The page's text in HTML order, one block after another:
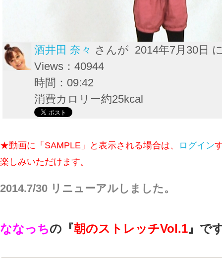
酒井田 奈々 さんが 2014年7月30日
Views：40944
時間：09:42
消費カロリー約25kcal
★動画に「SAMPLE」と表示される場合は、 ログイン
楽しみいただけます。
2014.7/30 リニューアルしました。
ななっちの 『朝のストレッチVol.1』 で